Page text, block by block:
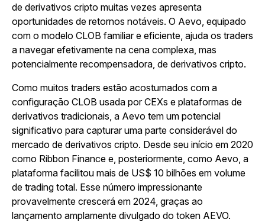
de derivativos cripto muitas vezes apresenta
oportunidades de retornos notáveis. O Aevo, equipado
com o modelo CLOB familiar e eficiente, ajuda os traders
a navegar efetivamente na cena complexa, mas
potencialmente recompensadora, de derivativos cripto.
Como muitos traders estão acostumados com a
configuração CLOB usada por CEXs e plataformas de
derivativos tradicionais, a Aevo tem um potencial
significativo para capturar uma parte considerável do
mercado de derivativos cripto. Desde seu início em 2020
como Ribbon Finance e, posteriormente, como Aevo, a
plataforma facilitou mais de US$ 10 bilhões em volume
de trading total. Esse número impressionante
provavelmente crescerá em 2024, graças ao
lançamento amplamente divulgado do token AEVO.